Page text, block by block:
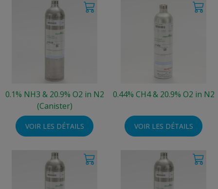
0.1% NH3 & 20.9% O2 in N2
(Canister)
VOIR LES DÉTAILS
0.44% CH4 & 20.9% O2 in N2
VOIR LES DÉTAILS